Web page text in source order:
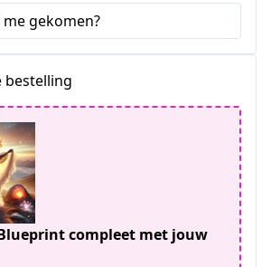
gekomen?
bestelling
compleet met jouw